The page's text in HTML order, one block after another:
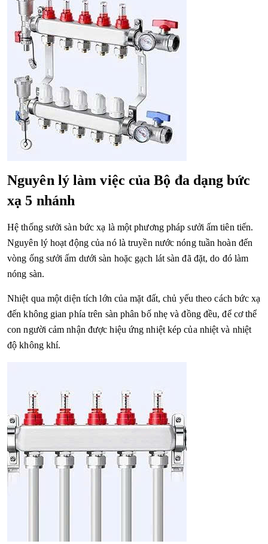
Nguyên lý làm việc của Bộ đa dạng bức
xạ 5 nhánh
Hệ thống sưởi sàn bức xạ là một phương pháp sưởi ấm tiên tiến.
Nguyên lý hoạt động của nó là truyền nước nóng tuần hoàn đến
vòng ống sưởi ấm dưới sàn hoặc gạch lát sàn đã đặt, do đó làm
nóng sàn.
Nhiệt qua một diện tích lớn của mặt đất, chủ yếu theo cách bức xạ
đến không gian phía trên sàn phân bố nhẹ và đồng đều, để cơ thể
con người cảm nhận được hiệu ứng nhiệt kép của nhiệt và nhiệt
độ không khí.